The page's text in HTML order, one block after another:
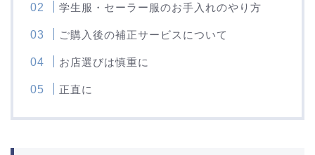
学生服・セーラー服のお手入れのやり方
ご購入後の補正サービスについて
お店選びは慎重に
正直に